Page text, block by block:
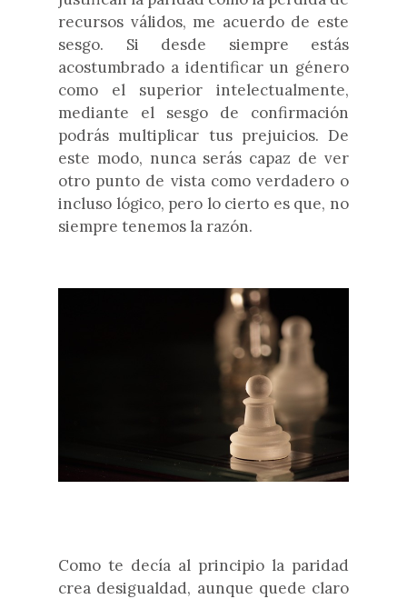
recursos válidos, me acuerdo de este
sesgo. Si desde siempre estás
acostumbrado a identificar un género
como el superior intelectualmente,
mediante el sesgo de confirmación
podrás multiplicar tus prejuicios. De
este modo, nunca serás capaz de ver
otro punto de vista como verdadero o
incluso lógico, pero lo cierto es que, no
siempre tenemos la razón.
Como te decía al principio la paridad
crea desigualdad, aunque quede claro